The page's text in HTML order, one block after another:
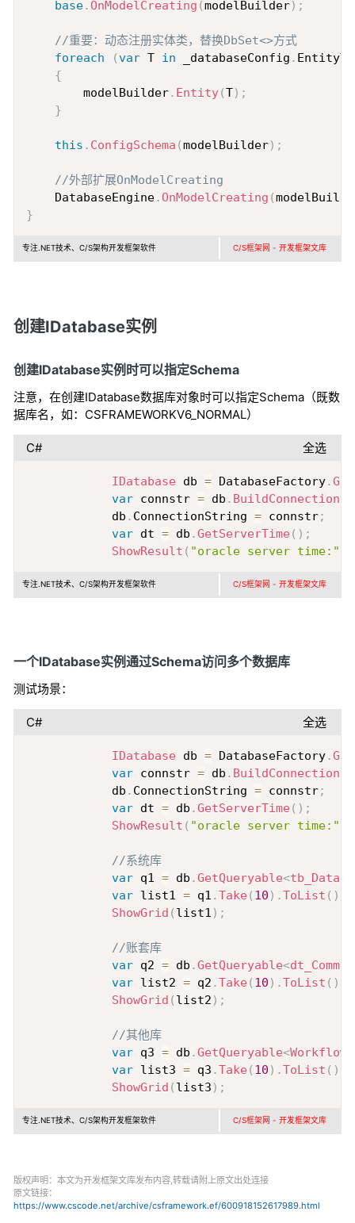
base. OnModelCreating (modelBuilder) ;
//重要：动态注册实体类，替换DbSet<>方式
foreach
(var T in _databaseConfig .
{
        modelBuilder
. Entity(T) ;
}
this . ConfigSchema (modelBuilder) ;
//外部扩展OnModelCreating
    DatabaseEngine
. OnModelCreating (
}
专注.NET技术、C/S架构开发框架软件 C/S框架网 - 开发框架文库
创建IDatabase实例
创建IDatabase实例时可以指定Schema
注意，在创建IDatabase数据库对象时可以指定Schema（既数
据库名，如：CSFRAMEWORKV6_NORMAL）
C# 全选
IDatabase db = DatabaseFactory.
var connstr = db .
            db
. ConnectionString = connstr;
var dt = db .GetServerTime( ) ;
ShowResult ( "oracle server time:"
专注.NET技术、C/S架构开发框架软件 C/S框架网 - 开发框架文库
一个IDatabase实例通过Schema访问多个数据库
测试场景：
C# 全选
IDatabase db = DatabaseFactory.
var connstr = db .
            db
. ConnectionString = connstr;
var dt = db .GetServerTime( ) ;
ShowResult ( "oracle server time:"
//系统库
var q1 = db .GetQueryable<
var list1 = q1 .Take( 10 ) .ToList ( )
ShowGrid ( list1 ) ;
//账套库
var q2 = db .GetQueryable<
var list2 = q2 .Take( 10 ) .ToList ( )
ShowGrid ( list2 ) ;
//其他库
var q3 = db .GetQueryable<Workflow
var list3 = q3 .Take( 10 ) .ToList ( )
ShowGrid ( list3 ) ;
专注.NET技术、C/S架构开发框架软件 C/S框架网 - 开发框架文库
版权声明：本文为开发框架文库发布内容,转载请附上原文出处连接
原文链接：
https://www.cscode.net/archive/csframework.ef/600918152617989.html